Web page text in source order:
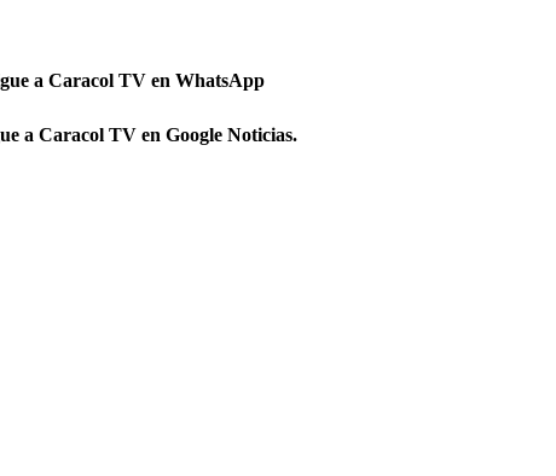
a Caracol TV en WhatsApp
a Caracol TV en Google Noticias.